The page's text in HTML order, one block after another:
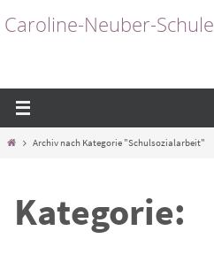
Inhalt
Caroline-Neuber-Schule
StartArchiv nach Kategorie "Schulsozialarbeit"
Kategorie: